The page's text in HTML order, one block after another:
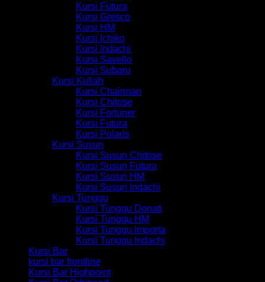
Kursi Futura
Kursi Gresco
Kursi HM
Kursi Ichiko
Kursi Indachi
Kursi Savello
Kursi Subaru
Kursi Kuliah
Kursi Chairman
Kursi Chitose
Kursi Fortuner
Kursi Futura
Kursi Polaris
Kursi Susun
Kursi Susun Chitose
Kursi Susun Futura
Kursi Susun HM
Kursi Susun Indachi
Kursi Tunggu
Kursi Tunggu Donati
Kursi Tunggu HM
Kursi Tunggu Importa
Kursi Tunggu Indachi
Kursi Bar
kursi bar frontline
Kursi Bar Highpoint